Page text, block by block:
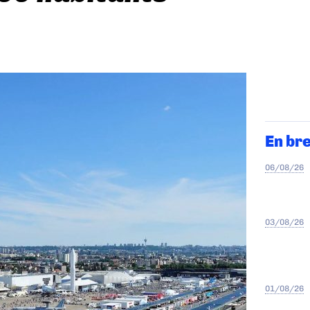
En
06/08/26
03/08/26
01/08/26